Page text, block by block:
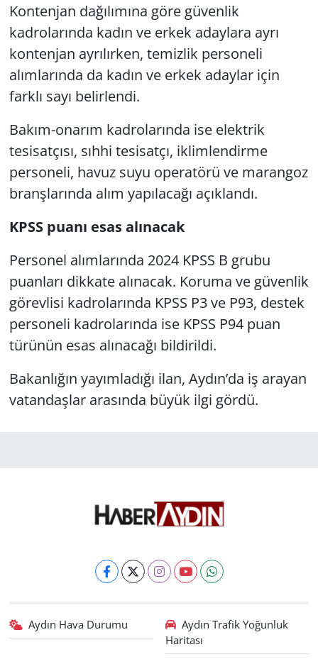
Kontenjan dağılımına göre güvenlik
kadrolarında kadın ve erkek adaylara ayrı
kontenjan ayrılırken, temizlik personeli
alımlarında da kadın ve erkek adaylar için
farklı sayı belirlendi.
Bakım-onarım kadrolarında ise elektrik
tesisatçısı, sıhhi tesisatçı, iklimlendirme
personeli, havuz suyu operatörü ve marangoz
branşlarında alım yapılacağı açıklandı.
KPSS puanı esas alınacak
Personel alımlarında 2024 KPSS B grubu
puanları dikkate alınacak. Koruma ve güvenlik
görevlisi kadrolarında KPSS P3 ve P93, destek
personeli kadrolarında ise KPSS P94 puan
türünün esas alınacağı bildirildi.
Bakanlığın yayımladığı ilan, Aydın’da iş arayan
vatandaşlar arasında büyük ilgi gördü.
Aydın Hava Durumu
Aydın Trafik Yoğunluk
Haritası